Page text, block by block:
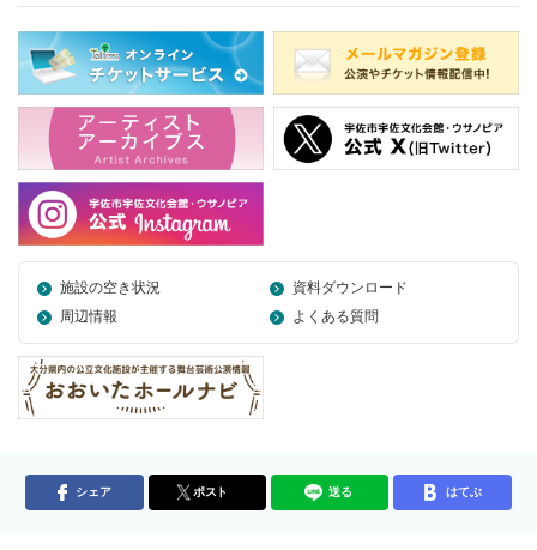
施設の空き状況
資料ダウンロード
周辺情報
よくある質問
シェア ポスト 送る はてぶ